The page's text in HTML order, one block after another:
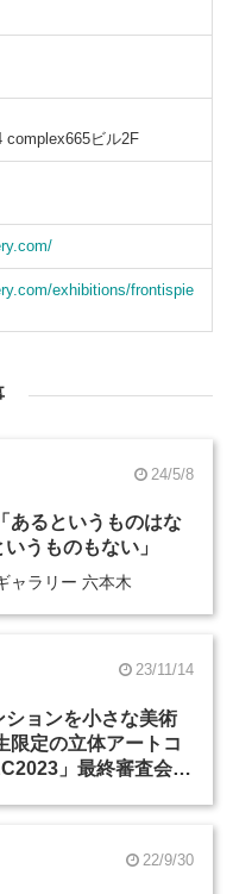
complex665ビル2F
exhibitions/frontispie
24/5/8
あるというものはな
うものもない」
ャラリー 六本木
23/11/14
ションを小さな美術
限定の立体アートコ
」最終審査会レ
22/9/30